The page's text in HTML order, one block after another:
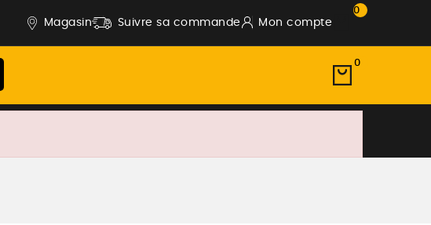
Magasin Suivre sa commande Mon compte
0
0